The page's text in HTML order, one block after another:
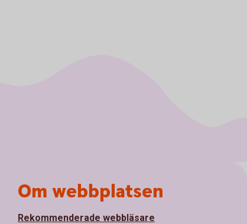
Om webbplatsen
Rekommenderade webbläsare